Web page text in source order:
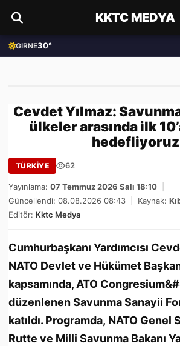
KKTC MEDYA
GIRNE30°
Cevdet Yılmaz:
ülkeler arasında ilk
hedefliyoruz
TÜRKİYE 62
Yayınlama: 07 Temmuz 2026 Salı 18:10
Güncellendi: 08.08.2026 08:43
Kaynak:
Editör: Kktc Medya
Cumhurbaşkanı Yardımcısı
⁠NATO Devlet ve Hükümet
kapsamında, ATO
düzenlenen Savunma Sanayii
katıldı. Programda, NATO Genel
Rutte ve Milli Savunma Bakanı